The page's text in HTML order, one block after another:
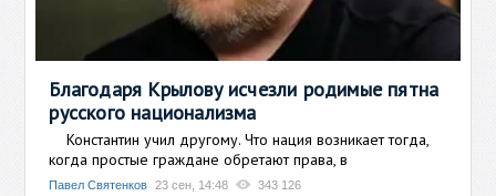
Благодаря Крылову исчезли родимые пятна
русского национализма
Константин учил другому. Что нация возникает тогда,
когда простые граждане обретают права, в
Павел Святенков 23 сен, 14:48 343 126